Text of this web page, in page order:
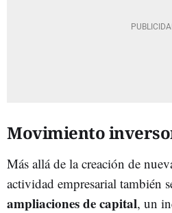
Movimiento
Más allá de la creación de
actividad empresarial también
ampliaciones de capital, un